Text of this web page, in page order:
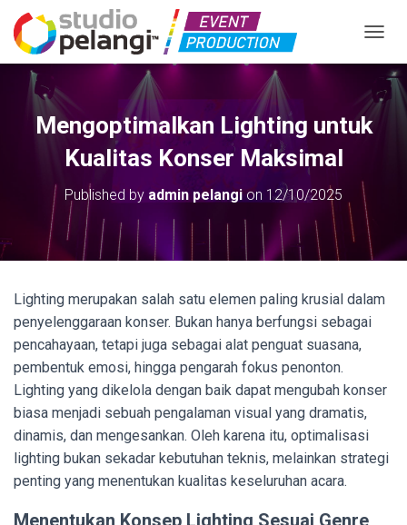
Mengoptimalkan Lighting untuk
Kualitas Konser Maksimal
Published by admin pelangi on 12/10/2025
Lighting merupakan salah satu elemen paling krusial dalam
penyelenggaraan konser. Bukan hanya berfungsi sebagai
pencahayaan, tetapi juga sebagai alat penguat suasana,
pembentuk emosi, hingga pengarah fokus penonton.
Lighting yang dikelola dengan baik dapat mengubah konser
biasa menjadi sebuah pengalaman visual yang dramatis,
dinamis, dan mengesankan. Oleh karena itu, optimalisasi
lighting bukan sekadar kebutuhan teknis, melainkan strategi
penting yang menentukan kualitas keseluruhan acara.
Menentukan Konsep Lighting Sesuai Genre